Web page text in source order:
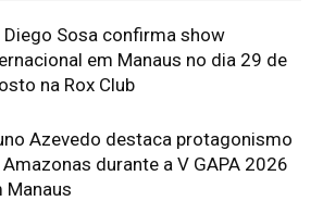
Diego Sosa confirma show
em Manaus no dia 29 de
na Rox Club
Azevedo destaca protagonismo
durante a V GAPA 2026
Manaus